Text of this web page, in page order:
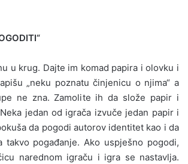
u krug. Dajte im komad papira i olovku i
„neku poznatu činjenicu o njima“ a
ne zna. Zamolite ih da slože papir i
jedan od igrača izvuče jedan papir i
da pogodi autorov identitet kao i da
takvo pogađanje. Ako uspješno pogodi,
narednom igraču i igra se nastavlja.